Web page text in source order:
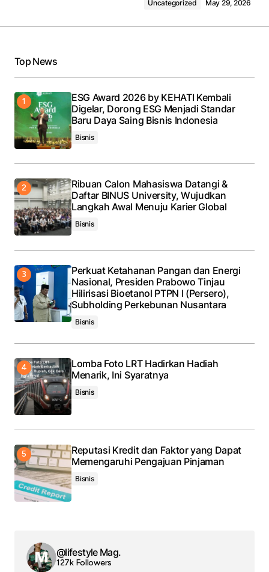
Uncategorized May 29, 2026
Top News
ESG Award 2026 by KEHATI Kembali
Digelar, Dorong ESG Menjadi Standar
Baru Daya Saing Bisnis Indonesia
Bisnis
Ribuan Calon Mahasiswa Datangi &
Daftar BINUS University, Wujudkan
Langkah Awal Menuju Karier Global
Bisnis
Perkuat Ketahanan Pangan dan Energi
Nasional, Presiden Prabowo Tinjau
Hilirisasi Bioetanol PTPN I (Persero),
Subholding Perkebunan Nusantara
Bisnis
Lomba Foto LRT Hadirkan Hadiah
Menarik, Ini Syaratnya
Bisnis
Reputasi Kredit dan Faktor yang Dapat
Memengaruhi Pengajuan Pinjaman
Bisnis
@lifestyle Mag.
127k Followers